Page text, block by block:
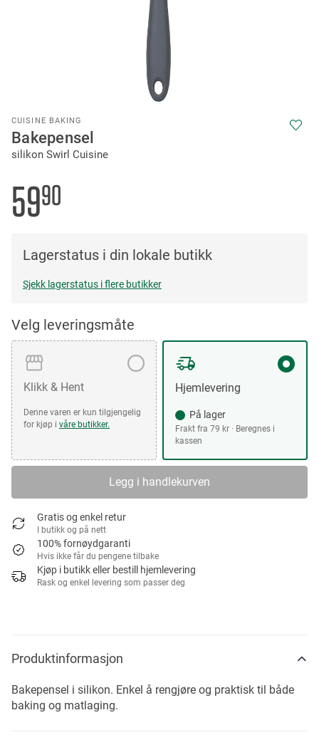
CUISINE BAKING
Bakepensel
silikon Swirl Cuisine
5990
Lagerstatus i din lokale butikk
Sjekk lagerstatus i flere butikker
Velg leveringsmåte
Klikk & Hent
Denne varen er kun tilgjengelig
for kjøp i våre butikker.
Hjemlevering
På lager
Frakt fra 79 kr · Beregnes i
kassen
Legg i handlekurven
Gratis og enkel retur
I butikk og på nett
100% fornøydgaranti
Hvis ikke får du pengene tilbake
Kjøp i butikk eller bestill hjemlevering
Rask og enkel levering som passer deg
to
the
beginning
the
images
gallery
Produktinformasjon
Bakepensel i silikon. Enkel å rengjøre og praktisk til både
baking og matlaging.